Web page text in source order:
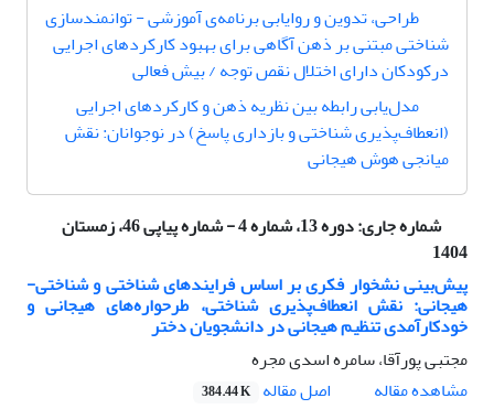
ﻃﺮاﺣﯽ، ﺗﺪوین و روایاﺑﯽ برنامه‌ی آموزشی - توانمندسازی
شناختی مبتنی بر ذهن آگاهی برای بهبود کارکردهای اجرایی
درکودکان دارای اختلال نقص توجه / بیش فعالی
مدل‌یابی رابطه بین نظریه ذهن و کارکردهای اجرایی
(انعطاف‌پذیری شناختی و بازداری پاسخ) در نوجوانان: نقش
میانجی هوش هیجانی
شماره جاری:
دوره 13، شماره 4 - شماره پیاپی 46، زمستان
1404
پیش‌بینی نشخوار فکری بر اساس فرایندهای شناختی و شناختی-
هیجانی: نقش انعطاف‌پذیری شناختی، طرحواره‌های هیجانی و
خودکارآمدی تنظیم هیجانی در دانشجویان دختر
مجتبی پورآقا، سامره اسدی مجره
مشاهده مقاله
اصل مقاله 384.44 K